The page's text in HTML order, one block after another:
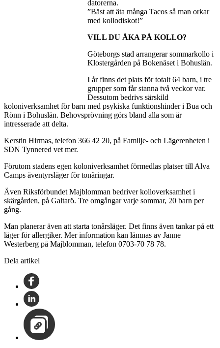
datorerna.
”Bäst att äta många Tacos så man orkar
med kollodiskot!”
VILL DU ÅKA PÅ KOLLO?
Göteborgs stad arrangerar sommarkollo i
Klostergården på Bokenäset i Bohuslän.
I år finns det plats för totalt 64 barn, i tre
grupper som får stanna två veckor var.
Dessutom bedrivs särskild
koloniverksamhet för barn med psykiska funktionshinder i Bua och
Rönn i Bohuslän. Behovsprövning görs bland alla som är
intresserade att delta.
Kerstin Hirmas, telefon 366 42 20, på Familje- och Lägerenheten i
SDN Tynnered vet mer.
Förutom stadens egen koloniverksamhet förmedlas platser till Alva
Camps äventyrsläger för tonåringar.
Även Riksförbundet Majblomman bedriver kolloverksamhet i
skärgården, på Galtarö. Tre omgångar varje sommar, 20 barn per
gång.
Man planerar även att starta tonårsläger. Det finns även tankar på ett
läger för allergiker. Mer information kan lämnas av Janne
Westerberg på Majblomman, telefon 0703-70 78 78.
Dela artikel